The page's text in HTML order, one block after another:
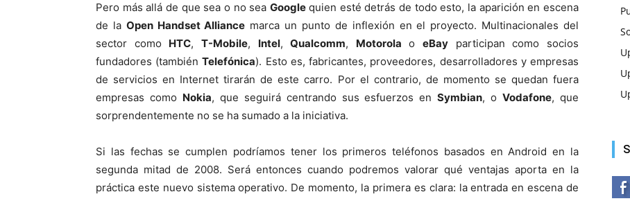
Pero más allá de que sea o no seaGoogle quien esté detrás de todo esto, la aparición en escena
de la Open Handset Alliance marca un punto de inflexión en el proyecto. Multinacionales del
sector como HTC, T-Mobile, Intel,Qualcomm, Motorola oeBay participan como socios
fundadores (tambiénTelefónica). Esto es, fabricantes, proveedores, desarrolladores y empresas
de servicios en Internet tirarán de este carro. Por el contrario, de momento se quedan fuera
empresas como Nokia, que seguirá centrando sus esfuerzos enSymbian, oVodafone, que
sorprendentemente no se ha sumado a la iniciativa.
Si las fechas se cumplen podríamos tener los primeros teléfonos basados en Android en la
segunda mitad de 2008. Será entonces cuando podremos valorar qué ventajas aporta en la
práctica este nuevo sistema operativo. De momento, la primera es clara: la entrada en escena de